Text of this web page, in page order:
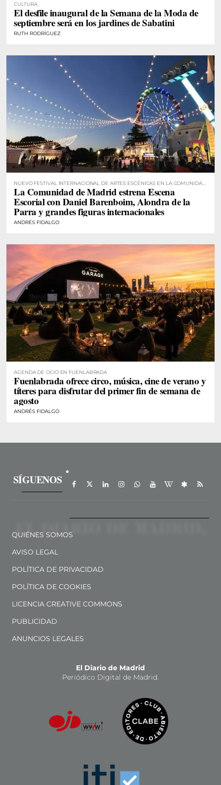
CULTURA
El desfile inaugural de la Semana de la Moda de
septiembre será en los jardines de Sabatini
RUTH RODRÍGUEZ
NUEVO FESTIVAL INTERNACIONAL DE ARTES ESCÉNICAS EN LA COMUNIDAD
DE MADRID
La Comunidad de Madrid estrena Escena
Escorial con Daniel Barenboim, Alondra de la
Parra y grandes figuras internacionales
ANDRÉS FIDALGO
AGENDA DE OCIO EN FUENLABRADA
Fuenlabrada ofrece circo, música, cine de verano y
títeres para disfrutar del primer fin de semana de
agosto
ANDRÉS FIDALGO
SÍGUENOS
QUIÉNES SOMOS
AVISO LEGAL
POLÍTICA DE PRIVACIDAD
POLÍTICA DE COOKIES
LICENCIA CREATIVE COMMONS
PUBLICIDAD
ANUNCIOS LEGALES
El Diario de Madrid
Periódico Digital de Madrid.